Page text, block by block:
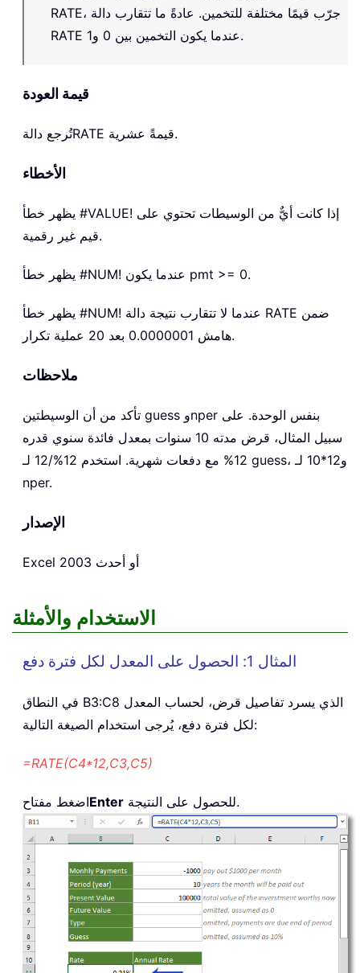
RATE، جرّب قيمًا مختلفة للتخمين. عادةً ما تتقارب دالة
RATE عندما يكون التخمين بين 0 و1.
قيمة العودة
تُرجع دالةRATE قيمةً عشرية.
الأخطاء
يظهر خطأ #VALUE! إذا كانت أيٌّ من الوسيطات تحتوي على
قيم غير رقمية.
يظهر خطأ #NUM! عندما يكون pmt >= 0.
يظهر خطأ #NUM! عندما لا تتقارب نتيجة دالة RATE ضمن
هامش 0.0000001 بعد 20 عملية تكرار.
ملاحظات
تأكد من أن الوسيطتين guess وnper بنفس الوحدة. على
سبيل المثال، قرض مدته 10 سنوات بمعدل فائدة سنوي قدره
12% مع دفعات شهرية. استخدم 12%/12 لـ guess، و12*10 لـ
nper.
الإصدار
Excel 2003 أو أحدث
الاستخدام والأمثلة
المثال 1: الحصول على المعدل لكل فترة دفع
في النطاق B3:C8 الذي يسرد تفاصيل قرض، لحساب المعدل
لكل فترة دفع، يُرجى استخدام الصيغة التالية:
=RATE(C4*12,C3,C5)
اضغط مفتاحEnter للحصول على النتيجة.